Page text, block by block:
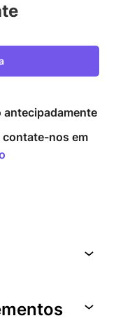
antecipadamente
contate-nos em